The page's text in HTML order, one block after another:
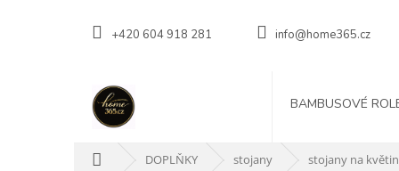
+420 604 918 281 info@home365.cz
BAMBUSOVÉ
DOPLŇKY stojany stojany na